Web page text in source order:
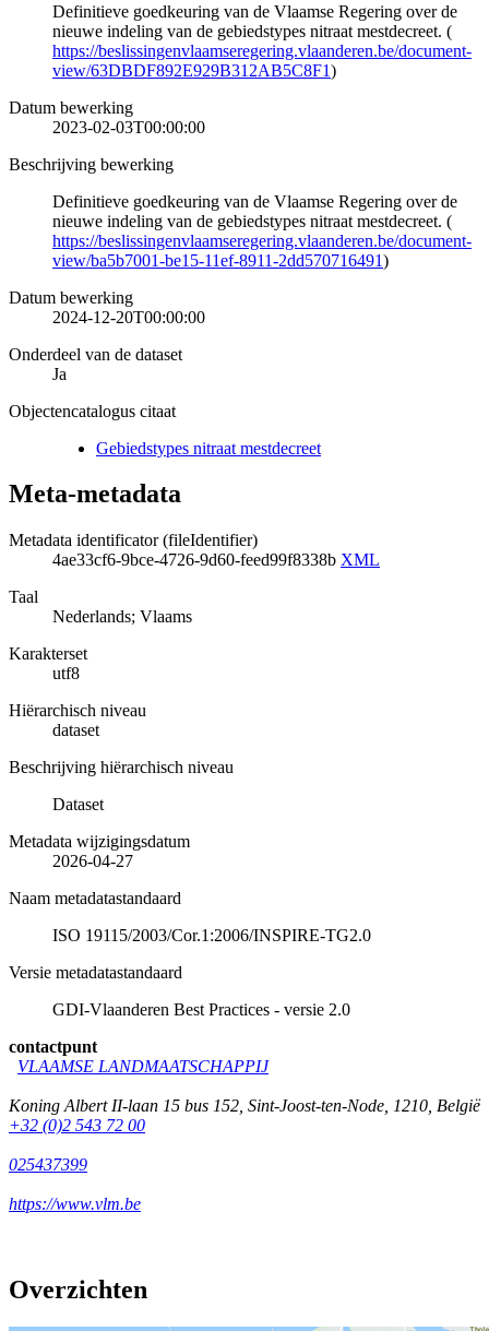
Definitieve goedkeuring van de Vlaamse Regering over de
nieuwe indeling van de gebiedstypes nitraat mestdecreet. (
https://beslissingenvlaamseregering.vlaanderen.be/document-
view/63DBDF892E929B312AB5C8F1)
Datum bewerking
2023-02-03T00:00:00
Beschrijving bewerking
Definitieve goedkeuring van de Vlaamse Regering over de
nieuwe indeling van de gebiedstypes nitraat mestdecreet. (
https://beslissingenvlaamseregering.vlaanderen.be/document-
view/ba5b7001-be15-11ef-8911-2dd570716491)
Datum bewerking
2024-12-20T00:00:00
Onderdeel van de dataset
Ja
Objectencatalogus citaat
Gebiedstypes nitraat mestdecreet
Meta-metadata
Metadata identificator (fileIdentifier)
4ae33cf6-9bce-4726-9d60-feed99f8338b XML
Taal
Nederlands; Vlaams
Karakterset
utf8
Hiërarchisch niveau
dataset
Beschrijving hiërarchisch niveau
Dataset
Metadata wijzigingsdatum
2026-04-27
Naam metadatastandaard
ISO 19115/2003/Cor.1:2006/INSPIRE-TG2.0
Versie metadatastandaard
GDI-Vlaanderen Best Practices - versie 2.0
contactpunt
VLAAMSE LANDMAATSCHAPPIJ
Koning Albert II-laan 15 bus 152 Sint-Joost-ten-Node 1210 België
+32 (0)2 543 72 00
025437399
https://www.vlm.be
Overzichten